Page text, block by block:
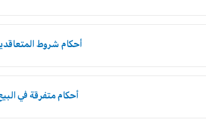
أحكام شروط
أحكام متفرقة في